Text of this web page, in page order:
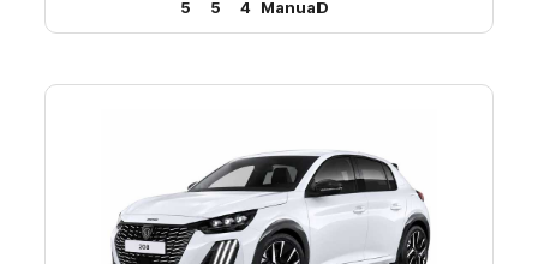
5 5 4 ManualD